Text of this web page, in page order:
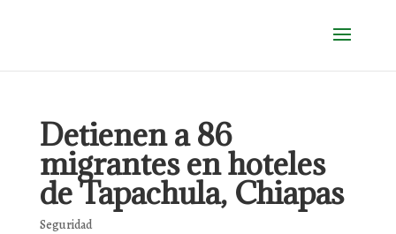
Detienen a 86
migrantes en hoteles
de Tapachula, Chiapas
Seguridad